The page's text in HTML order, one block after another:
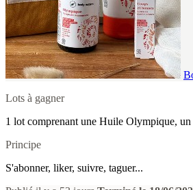
Lots à gagner
1 lot comprenant une Huile Olympique,
Principe
S'abonner, liker, suivre, taguer...